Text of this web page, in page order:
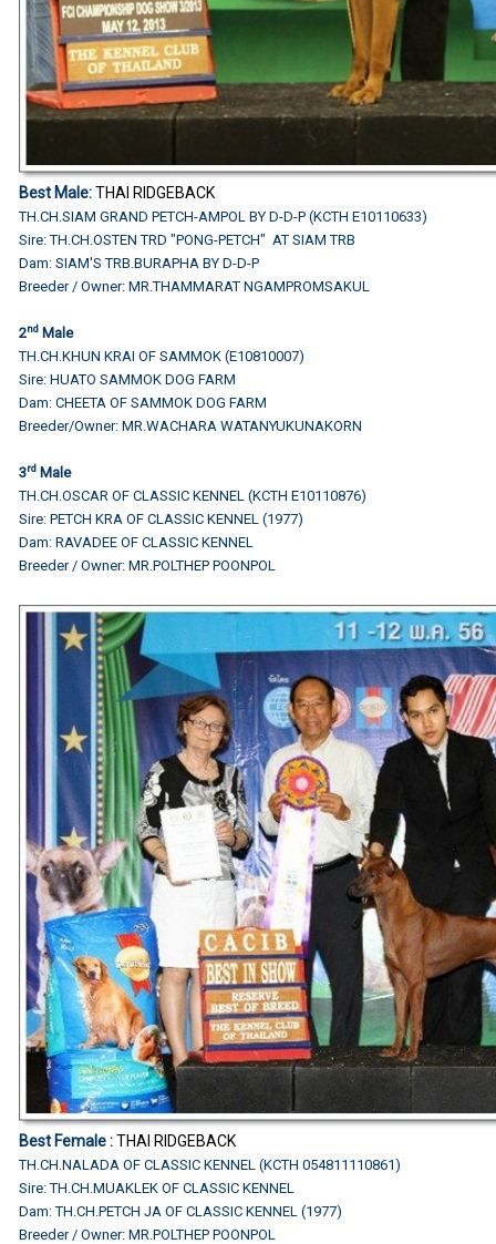
Best Male:THAI RIDGEBACK
TH.CH.SIAM GRAND PETCH-AMPOL BY D-D-P (KCTH E10110633)
Sire: TH.CH.OSTEN TRD "PONG-PETCH" AT SIAM TRB
Dam: SIAM'S TRB.BURAPHA BY D-D-P
Breeder / Owner: MR.THAMMARAT NGAMPROMSAKUL
2nd Male
TH.CH.KHUN KRAI OF SAMMOK (E10810007)
Sire: HUATO SAMMOK DOG FARM
Dam: CHEETA OF SAMMOK DOG FARM
Breeder/Owner: MR.WACHARA WATANYUKUNAKORN
3rd Male
TH.CH.OSCAR OF CLASSIC KENNEL (KCTH E10110876)
Sire: PETCH KRA OF CLASSIC KENNEL (1977)
Dam: RAVADEE OF CLASSIC KENNEL
Breeder / Owner: MR.POLTHEP POONPOL
Best Female:THAI RIDGEBACK
TH.CH.NALADA OF CLASSIC KENNEL (KCTH 054811110861)
Sire: TH.CH.MUAKLEK OF CLASSIC KENNEL
Dam: TH.CH.PETCH JA OF CLASSIC KENNEL (1977)
Breeder / Owner: MR.POLTHEP POONPOL